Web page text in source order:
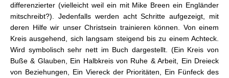
differenzierter (vielleicht weil ein mit Mike Breen ein Engländer
mitschreibt?). Jedenfalls werden acht Schritte aufgezeigt, mit
deren Hilfe wir unser Christsein trainieren können. Von einem
Kreis ausgehend, sich langsam steigend bis zu einem Achteck.
Wird symbolisch sehr nett im Buch dargestellt. (Ein Kreis von
Buße & Glauben, Ein Halbkreis von Ruhe & Arbeit, Ein Dreieck
von Beziehungen, Ein Viereck der Prioritäten, Ein Fünfeck des